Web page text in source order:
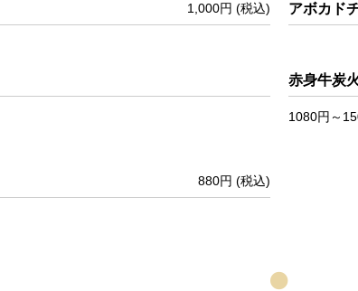
1,000円 (税込) アボカド
赤身牛炭
1080円～
880円 (税込)